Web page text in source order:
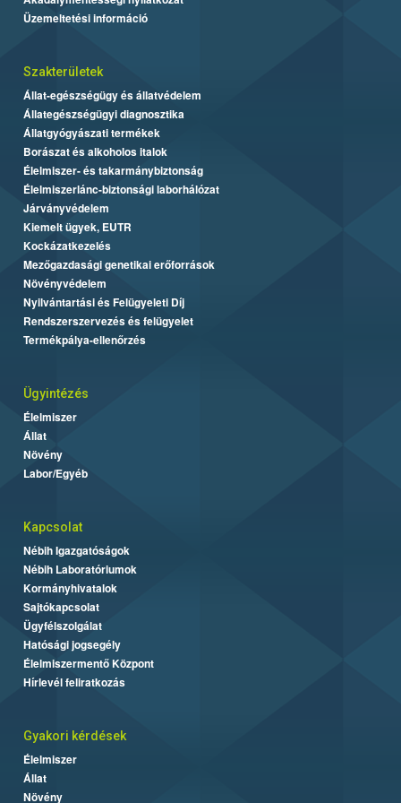
Üzemeltetési információ
Szakterületek
Állat-egészségügy és állatvédelem
Állategészségügyi diagnosztika
Állatgyógyászati termékek
Borászat és alkoholos italok
Élelmiszer- és takarmánybiztonság
Élelmiszerlánc-biztonsági laborhálózat
Járványvédelem
Kiemelt ügyek, EUTR
Kockázatkezelés
Mezőgazdasági genetikai erőforrások
Növényvédelem
Nyilvántartási és Felügyeleti Díj
Rendszerszervezés és felügyelet
Termékpálya-ellenőrzés
Ügyintézés
Élelmiszer
Állat
Növény
Labor/Egyéb
Kapcsolat
Nébih Igazgatóságok
Nébih Laboratóriumok
Kormányhivatalok
Sajtókapcsolat
Ügyfélszolgálat
Hatósági jogsegély
Élelmiszermentő Központ
Hírlevél feliratkozás
Gyakori kérdések
Élelmiszer
Állat
Növény